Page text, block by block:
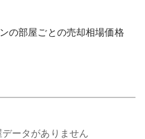
の部屋ごとの売却相場価格
ータがありません